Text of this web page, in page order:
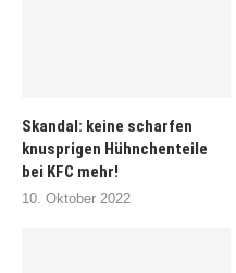
Skandal: keine scharfen
knusprigen Hühnchenteile
bei KFC mehr!
10. Oktober 2022